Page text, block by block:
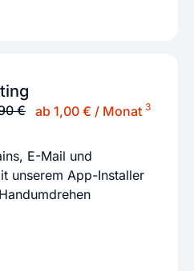
€ ab 1,00 € / Monat 3
E-Mail und
unserem App-Installer